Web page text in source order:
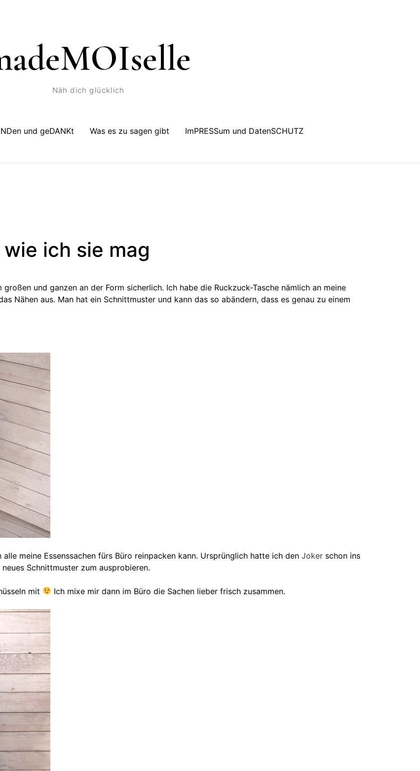
Näh dich glücklich
und geDANKt Was es zu sagen gibt ImPRESSum und DatenSCHUTZ
ich sie mag
und ganzen an der Form sicherlich. Ich habe die Ruckzuck-Tasche nämlich an meine
Nähen aus. Man hat ein Schnittmuster und kann das so abändern, dass es genau zu einem
meine Essenssachen fürs Büro reinpacken kann. Ursprünglich hatte ich den Joker schon ins
Schnittmuster zum ausprobieren.
mit Ich mixe mir dann im Büro die Sachen lieber frisch zusammen.